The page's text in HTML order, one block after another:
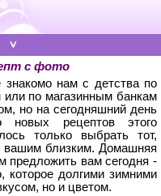
с фото
знакомо нам с детства по
по магазинным банкам
но на сегодняшний день
новых рецептов этого
только выбрать тот,
вашим близким. Домашняя
предложить вам сегодня -
которое долгими зимними
но и цветом.